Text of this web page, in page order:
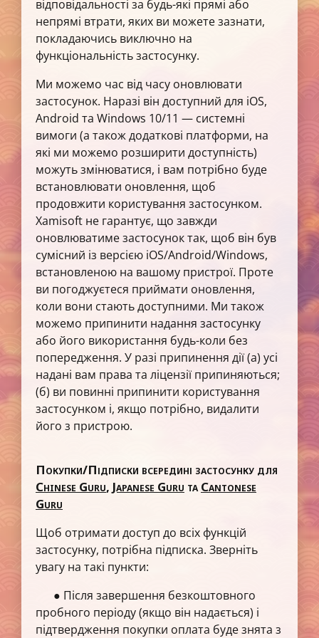
відповідальності за будь-які прямі або
непрямі втрати, яких ви можете зазнати,
покладаючись виключно на
функціональність застосунку.
Ми можемо час від часу оновлювати
застосунок. Наразі він доступний для iOS,
Android та Windows 10/11 — системні
вимоги (а також додаткові платформи, на
які ми можемо розширити доступність)
можуть змінюватися, і вам потрібно буде
встановлювати оновлення, щоб
продовжити користування застосунком.
Xamisoft не гарантує, що завжди
оновлюватиме застосунок так, щоб він був
сумісний із версією iOS/Android/Windows,
встановленою на вашому пристрої. Проте
ви погоджуєтеся приймати оновлення,
коли вони стають доступними. Ми також
можемо припинити надання застосунку
або його використання будь-коли без
попередження. У разі припинення дії (а) усі
надані вам права та ліцензії припиняються;
(б) ви повинні припинити користування
застосунком і, якщо потрібно, видалити
його з пристрою.
Покупки/Підписки всередині застосунку для
Chinese Guru, Japanese Guru таCantonese
Guru
Щоб отримати доступ до всіх функцій
застосунку, потрібна підписка. Зверніть
увагу на такі пункти:
● Після завершення безкоштовного
пробного періоду (якщо він надається) і
підтвердження покупки оплата буде знята з